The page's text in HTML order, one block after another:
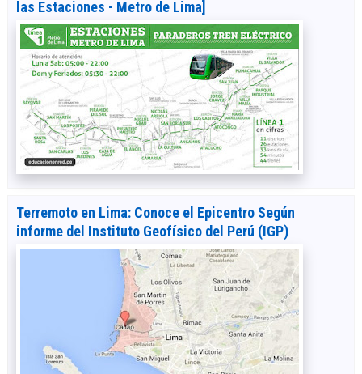
las Estaciones - Metro de Lima]
Terremoto en Lima: Conoce el Epicentro Según
informe del Instituto Geofísico del Perú (IGP)